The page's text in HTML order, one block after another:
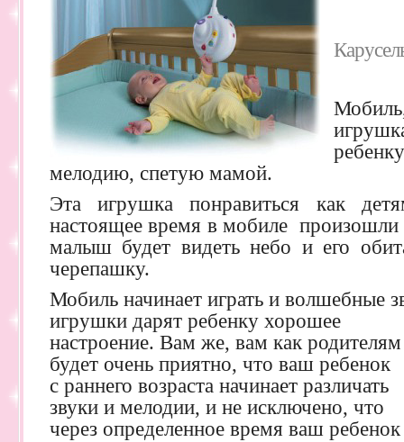
мелодию, спетую мамой.
Эта игрушка понравиться как
настоящее время в мобиле
малыш будет видеть небо и его
черепашку.
Мобиль начинает играть и волшебные
игрушки дарят ребенку хорошее
настроение. Вам же, вам как родителям
будет очень приятно, что ваш ребенок
с раннего возраста начинает различать
звуки и мелодии, и не исключено, что
через определенное время ваш ребенок